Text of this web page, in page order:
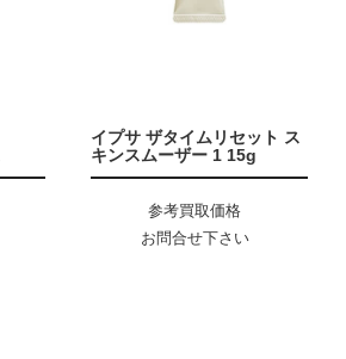
イプサ ザタイムリセット ス
キンスムーザー 1 15g
参考買取価格
お問合せ下さい